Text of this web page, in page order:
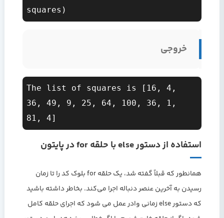
خروجی
The list of squares is [16, 4,
36, 49, 9, 25, 64, 100, 36, 1,
استفاده از دستور else با حلقه for در پایتون
همانطور که قبلاً گفته شد، یک حلقه for بلوک کد را تا زمان
رسیدن به آخرین عنصر دنباله اجرا می‌کند. بخاطر داشته باشید
که دستور else زمانی وادر عمل می شود که اجرای حلقه کامل